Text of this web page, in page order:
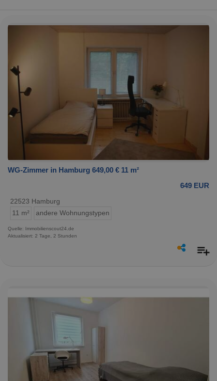
WG-Zimmer in Hamburg 649,00 € 11 m²
649 EUR
22523 Hamburg
11 m²
andere Wohnungstypen
Quelle: Immobilienscout24.de
Aktualisiert: 2 Tage, 2 Stunden